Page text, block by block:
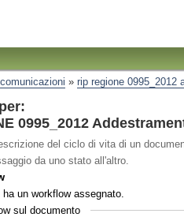
comunicazioni » rip regione 0995_2012
0995_2012
del ciclo di vita di un
da uno stato all'altro.
ha un workflow assegnato.
sul documento